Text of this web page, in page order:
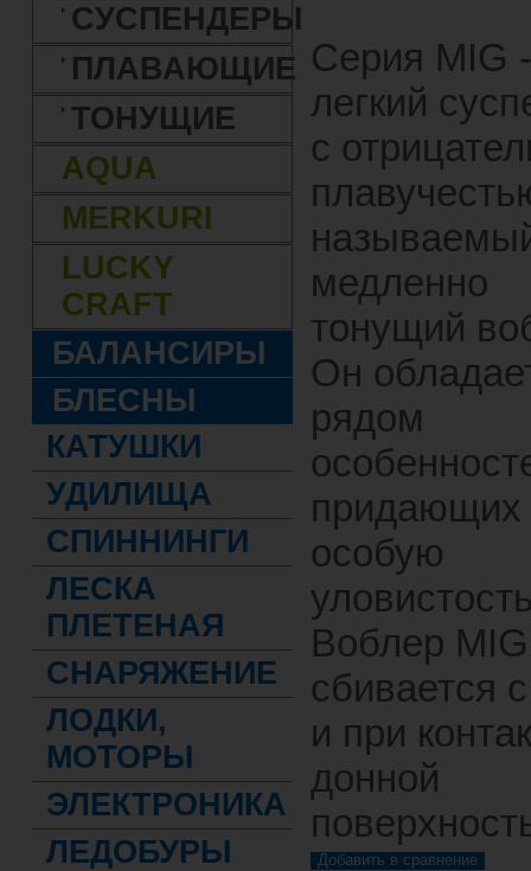
СУСПЕНДЕРЫ
ПЛАВАЮЩИЕ
ТОНУЩИЕ
AQUA
MERKURI
LUCKY
CRAFT
БАЛАНСИРЫ
БЛЕСНЫ
КАТУШКИ
УДИЛИЩА
СПИННИНГИ
ЛЕСКА
ПЛЕТЕНАЯ
СНАРЯЖЕНИЕ
ЛОДКИ,
МОТОРЫ
ЭЛЕКТРОНИКА
ЛЕДОБУРЫ
Серия MIG -
легкий
с
медленно
тонущий
Он
рядом
придающих
особую
Воблер
сбивается
и при
донной